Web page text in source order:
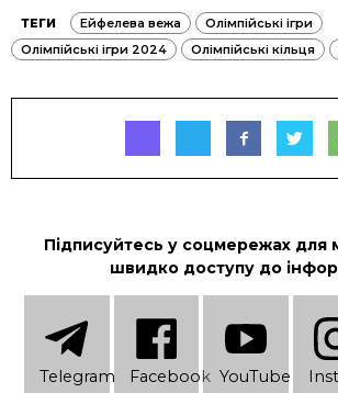
ТЕГИ Ейфелева вежа
Олімпійські ігри
Олімпійські ігри 2024
Олімпійські кільця
Підписуйтесь у соцмережах для
швидко доступу до
Telеgram Facebook YouTube